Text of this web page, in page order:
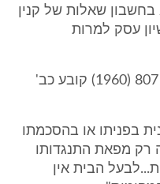
בחשבון שאלות של קנין
עסק למרות
ובבג"צ 107/59 מי-דן נ' הועדה המקומית ת"א יפו, פ"ד יד 800, 807 (1960) קובע כב'
בפניתו או בהסכמתו
רק מפאת התנגדותו
הבית אין